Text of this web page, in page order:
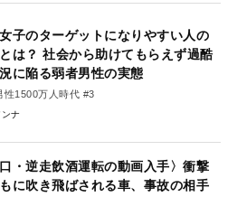
子のターゲットになりやすい人の
は？ 社会から助けてもらえず過酷
に陥る弱者男性の実態
性1500万人時代 #3
ンナ
口・逆走飲酒運転の動画入手〉衝撃
に吹き飛ばされる車、事故の相手